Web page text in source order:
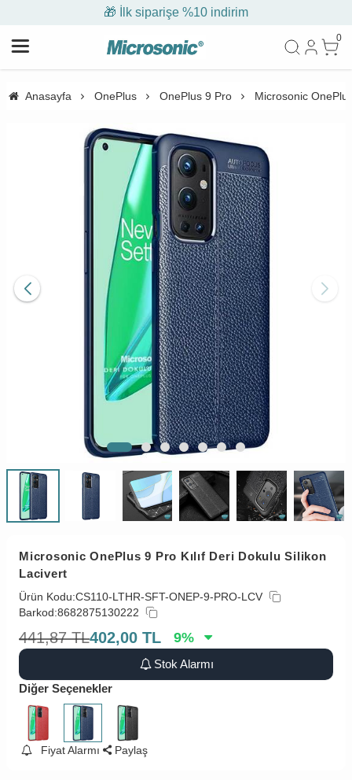
🎁 İlk siparişe %10 indirim
0
Anasayfa OnePlus OnePlus 9 Pro Microsonic
Microsonic OnePlus 9 Pro Kılıf Deri Dokulu Silikon
Lacivert
Ürün Kodu:CS110-LTHR-SFT-ONEP-9-PRO-LCV
Barkod:8682875130222
441,87 TL402,00 TL 9%
Stok Alarmı
Diğer Seçenekler
Fiyat Alarmı Paylaş